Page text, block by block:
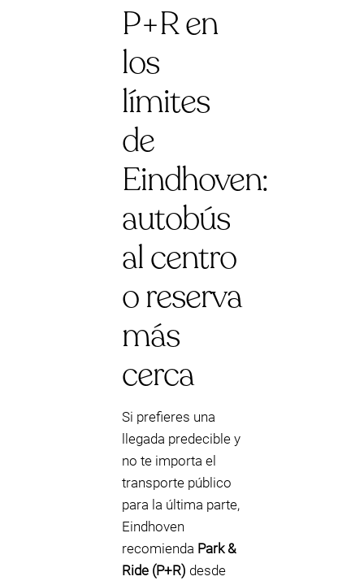
P+R en
los
límites
de
Eindhoven:
autobús
al centro
o reserva
más
cerca
Si prefieres una
llegada predecible y
no te importa el
transporte público
para la última parte,
Eindhoven
recomienda Park &
Ride (P+R) desde